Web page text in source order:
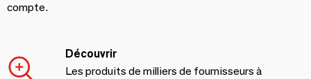
compte.
Découvrir
Les produits de milliers de fournisseurs à